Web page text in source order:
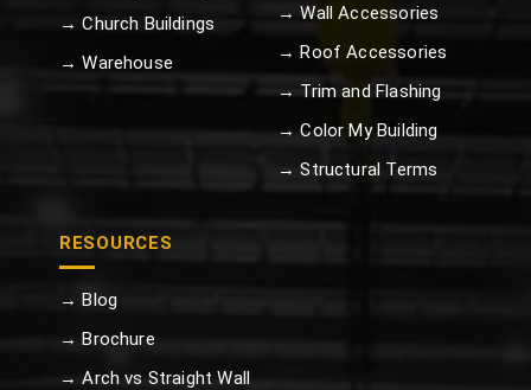
→ Church Buildings
→ Warehouse
→ Wall Accessories
→ Roof Accessories
→ Trim and Flashing
→ Color My Building
→ Structural Terms
RESOURCES
→ Blog
→ Brochure
→ Arch vs Straight Wall